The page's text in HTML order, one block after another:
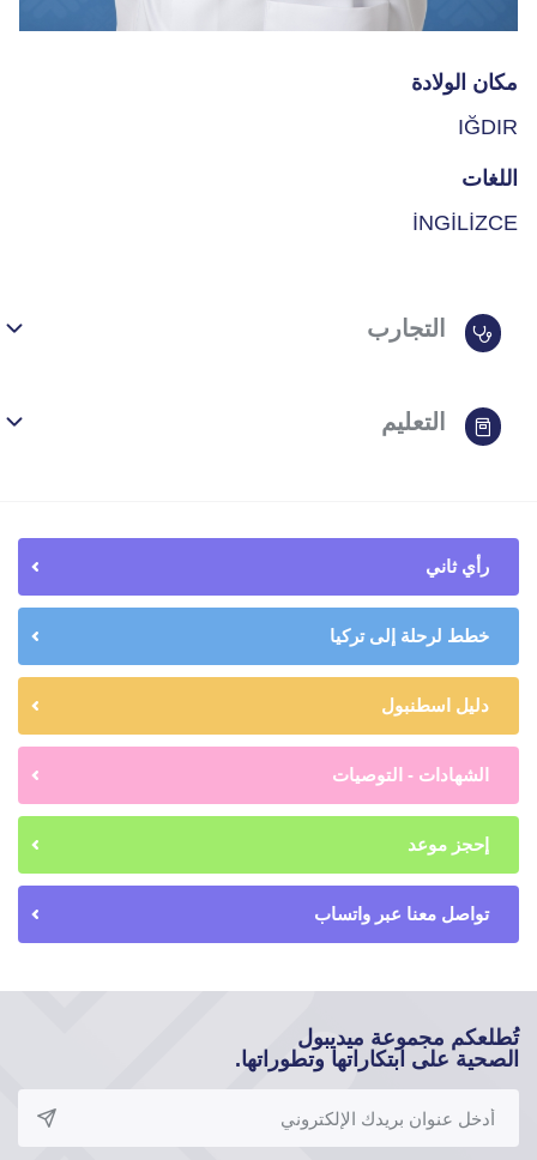
مكان الولادة
IĞDIR
اللغات
İNGİLİZCE
التجارب
التعليم
رأي ثاني
خطط لرحلة إلى تركيا
دليل اسطنبول
الشهادات - التوصيات
إحجز موعد
تواصل معنا عبر واتساب
تُطلعكم مجموعة ميديبول
الصحية على ابتكاراتها وتطوراتها.